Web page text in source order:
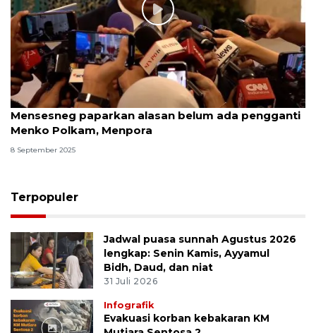
Mensesneg paparkan alasan belum ada pengganti
Menko Polkam, Menpora
8 September 2025
Terpopuler
Jadwal puasa sunnah Agustus 2026
lengkap: Senin Kamis, Ayyamul
Bidh, Daud, dan niat
31 Juli 2026
Infografik
Evakuasi korban kebakaran KM